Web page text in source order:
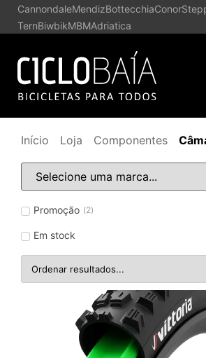
CannondaleMendizBottecchiaConor
TernBiwbikMBMAdriatica
Início Loja Componentes
Promoção (2)
Em stock